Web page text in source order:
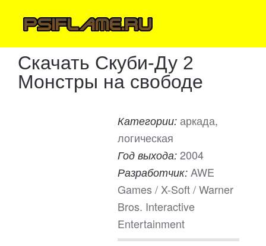
Скачать Скуби-Ду 2
Монстры на свободе
Категории: аркада,
логическая
Год выхода: 2004
Разработчик: AWE
Games / X-Soft / Warner
Bros. Interactive
Entertainment